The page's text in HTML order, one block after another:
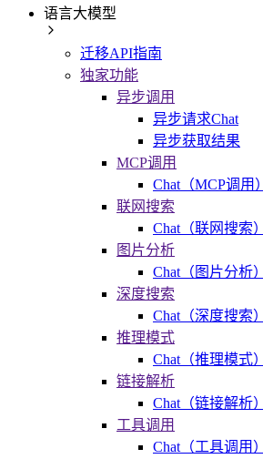
语言大模型
迁移API指南
独家功能
异步调用
异步请求Chat
异步获取结果
MCP调用
Chat（MCP调用）
联网搜索
Chat（联网搜索）
图片分析
Chat（图片分析）
深度搜索
Chat（深度搜索）
推理模式
Chat（推理模式）
链接解析
Chat（链接解析）
工具调用
Chat（工具调用）